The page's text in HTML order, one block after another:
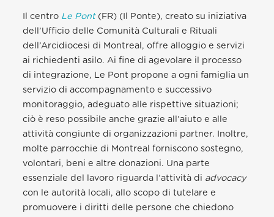
Il centro Le Pont(FR) (Il Ponte), creato su iniziativa
dell’Ufficio delle Comunità Culturali e Rituali
dell’Arcidiocesi di Montreal, offre alloggio e servizi
ai richiedenti asilo. Ai fine di agevolare il processo
di integrazione, Le Pont propone a ogni famiglia un
servizio di accompagnamento e successivo
monitoraggio, adeguato alle rispettive situazioni;
ciò è reso possibile anche grazie all’aiuto e alle
attività congiunte di organizzazioni partner. Inoltre,
molte parrocchie di Montreal forniscono sostegno,
volontari, beni e altre donazioni. Una parte
essenziale del lavoro riguarda l’attività di advocacy
con le autorità locali, allo scopo di tutelare e
promuovere i diritti delle persone che chiedono